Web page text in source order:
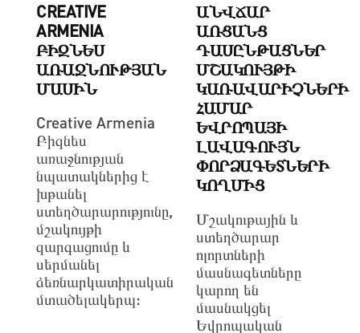
CREATIVE
ARMENIA
ԲԻԶՆԵՍ
ԱՌԱՋՆՈՒԹՅԱՆ
ՄԱՍԻՆ
Creative Armenia
Բիզնես
առաջնության
նպատակներից է
խթանել
ստեղծարարությունը,
մշակույթի
զարգացումը և
սերմանել
ձեռնարկատիրական
մտածելակերպ:
ԱՆՎՃԱՐ
ԱՌՑԱՆՑ
ԴԱՍԸՆԹԱՑՆԵՐ
ՄՇԱԿՈՒՅԹԻ
ԿԱՌԱՎԱՐԻՉՆԵՐԻ
ՀԱՄԱՐ
ԵՎՐՈՊԱՅԻ
ԼԱՎԱԳՈՒՅՆ
ՓՈՐՁԱԳԵՏՆԵՐԻ
ԿՈՂՄԻՑ
Մշակութային և
ստեղծարար
ոլորտների
մասնագետները
կարող են
մասնակցել
Եվրոպական